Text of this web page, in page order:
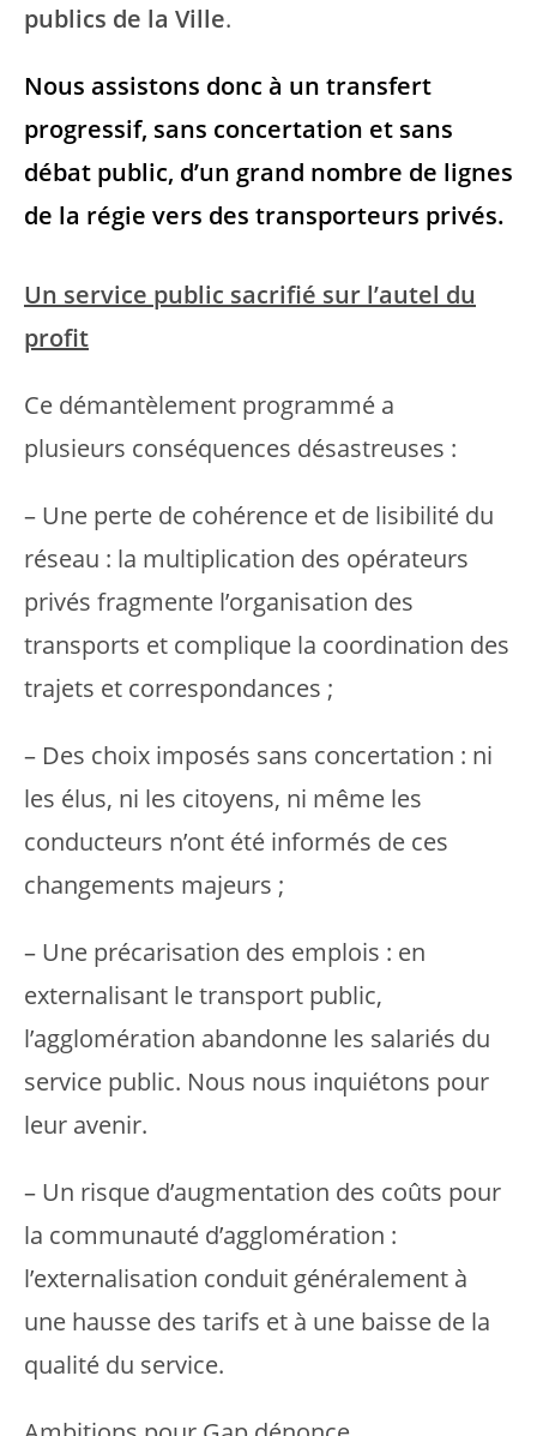
publics de la Ville.
Nous assistons donc à un transfert
progressif, sans concertation et sans
débat public, d’un grand nombre de lignes
de la régie vers des transporteurs privés.
Un service public sacrifié sur l’autel du
profit
Ce démantèlement programmé a
plusieurs conséquences désastreuses :
– Une perte de cohérence et de lisibilité du
réseau : la multiplication des opérateurs
privés fragmente l’organisation des
transports et complique la coordination des
trajets et correspondances ;
– Des choix imposés sans concertation : ni
les élus, ni les citoyens, ni même les
conducteurs n’ont été informés de ces
changements majeurs ;
– Une précarisation des emplois : en
externalisant le transport public,
l’agglomération abandonne les salariés du
service public. Nous nous inquiétons pour
leur avenir.
– Un risque d’augmentation des coûts pour
la communauté d’agglomération :
l’externalisation conduit généralement à
une hausse des tarifs et à une baisse de la
qualité du service.